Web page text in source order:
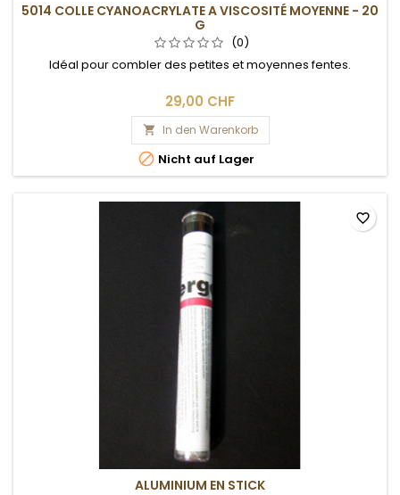
5014 COLLE CYANOACRYLATE A VISCOSITÉ MOYENNE - 20
G
(0)
Idéal pour combler des petites et moyennes fentes.
29,00 CHF
 In den Warenkorb
 Nicht auf Lager
ALUMINIUM EN STICK
favorite_border